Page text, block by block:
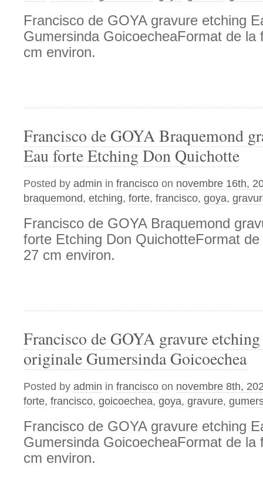
Francisco de GOYA gravure etching
Gumersinda GoicoecheaFormat de la
cm environ.
Francisco de GOYA Braquemond
Eau forte Etching Don Quichotte
Posted by admin in francisco on novembre 16th,
braquemond, etching, forte, francisco, goya,
Francisco de GOYA Braquemond
forte Etching Don QuichotteFormat
27 cm environ.
Francisco de GOYA gravure
originale Gumersinda Goicoechea
Posted by admin in francisco on novembre 8th,
forte, francisco, goicoechea, goya, gravure,
Francisco de GOYA gravure etching
Gumersinda GoicoecheaFormat de la
cm environ.